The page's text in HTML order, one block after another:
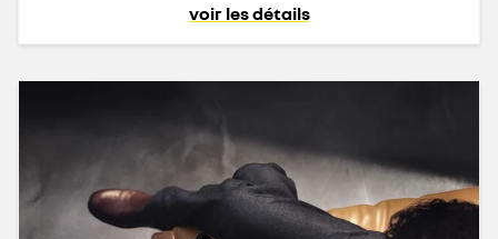
voir les détails